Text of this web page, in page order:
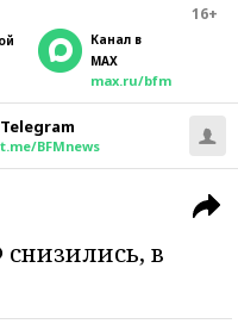
16+
Канал в
MAX
max.ru/bfm
Telegram
t.me/BFMnews
в